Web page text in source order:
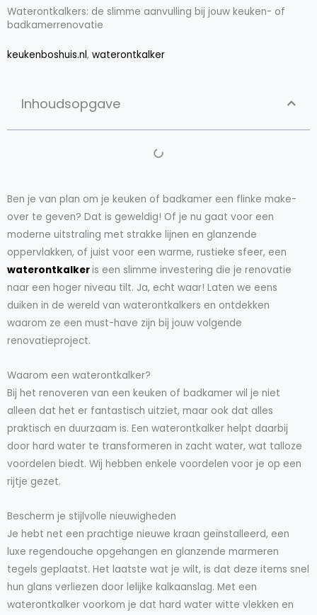
Waterontkalkers: de slimme aanvulling bij jouw keuken- of
badkamerrenovatie
keukenboshuis.nl, waterontkalker
Inhoudsopgave
Ben je van plan om je keuken of badkamer een flinke make-
over te geven? Dat is geweldig! Of je nu gaat voor een
moderne uitstraling met strakke lijnen en glanzende
oppervlakken, of juist voor een warme, rustieke sfeer, een
waterontkalkeris een slimme investering die je renovatie
naar een hoger niveau tilt. Ja, echt waar! Laten we eens
duiken in de wereld van waterontkalkers en ontdekken
waarom ze een must-have zijn bij jouw volgende
renovatieproject.
Waarom een waterontkalker?
Bij het renoveren van een keuken of badkamer wil je niet
alleen dat het er fantastisch uitziet, maar ook dat alles
praktisch en duurzaam is. Een waterontkalker helpt daarbij
door hard water te transformeren in zacht water, wat talloze
voordelen biedt. Wij hebben enkele voordelen voor je op een
rijtje gezet.
Bescherm je stijlvolle nieuwigheden
Je hebt net een prachtige nieuwe kraan geïnstalleerd, een
luxe regendouche opgehangen en glanzende marmeren
tegels geplaatst. Het laatste wat je wilt, is dat deze items snel
hun glans verliezen door lelijke kalkaanslag. Met een
waterontkalker voorkom je dat hard water witte vlekken en